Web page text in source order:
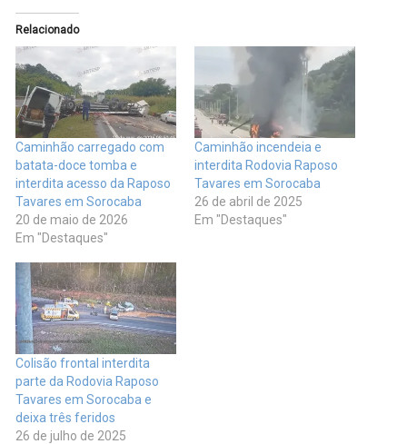
Relacionado
Caminhão carregado com
batata-doce tomba e
interdita acesso da Raposo
Tavares em Sorocaba
20 de maio de 2026
Em "Destaques"
Caminhão incendeia e
interdita Rodovia Raposo
Tavares em Sorocaba
26 de abril de 2025
Em "Destaques"
Colisão frontal interdita
parte da Rodovia Raposo
Tavares em Sorocaba e
deixa três feridos
26 de julho de 2025